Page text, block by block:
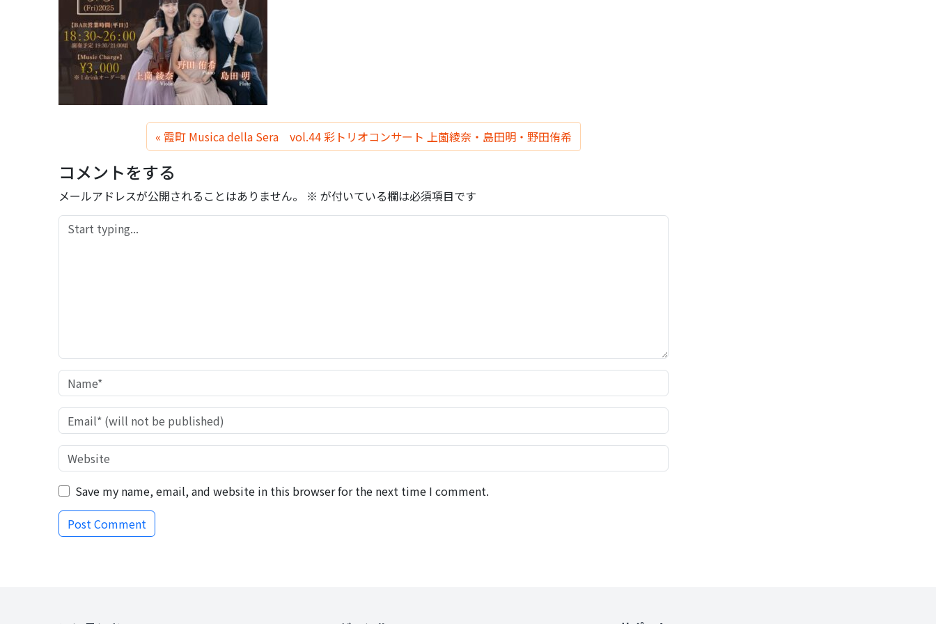
霞町 Musica della Sera vol.44 彩トリオコンサート 上薗綾奈・島田明・野田侑希
コメントをする
メールアドレスが公開されることはありません。 ※ が付いている欄は必須項目です
Save my name, email, and website in this browser for the next time I comment.